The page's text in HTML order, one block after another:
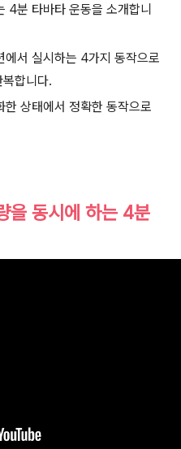
4분 타바타 운동을 소개합니
에서 실시하는 4가지 동작으로
합니다.
상태에서 정확한 동작으로
을 동시에 하는 4분